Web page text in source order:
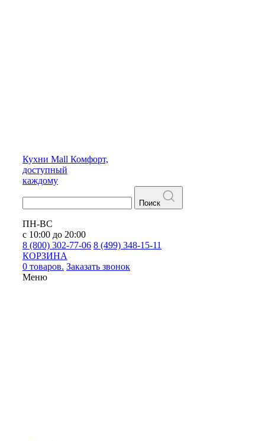
Кухни Mall Комфорт,
доступный
каждому
Поиск
ПН-ВС
с 10:00 до 20:00
8 (800) 302-77-06 8 (499) 348-15-11
КОРЗИНА
0 товаров. Заказать звонок
Меню